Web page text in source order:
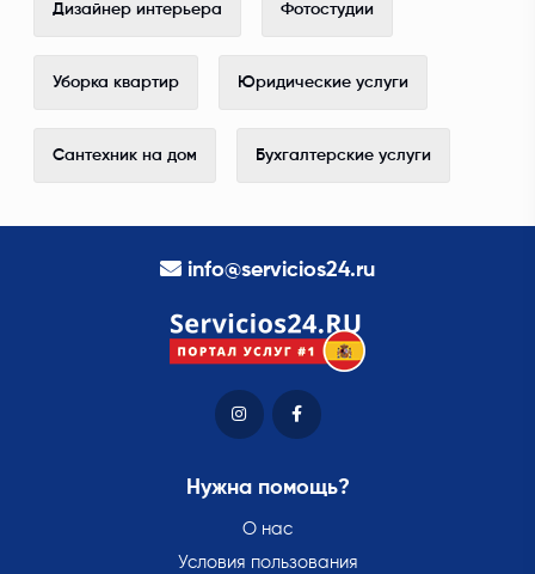
Дизайнер интерьера Фотостудии
Уборка квартир Юридические услуги
Сантехник на дом Бухгалтерские услуги
info@servicios24.ru
Нужна помощь?
О нас
Условия пользования